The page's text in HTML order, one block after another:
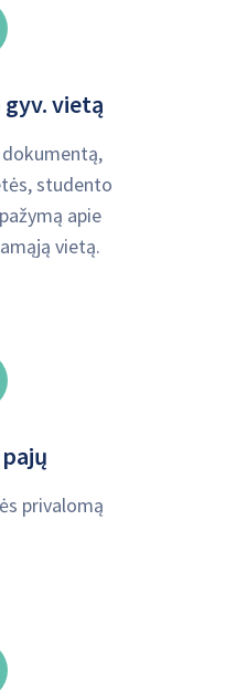
vietą
studento
apie
vietą.
privalomą